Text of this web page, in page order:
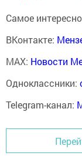
Самое
ВКонтакте:
MAX: Новости
Одноклассники:
Telegram-канал: